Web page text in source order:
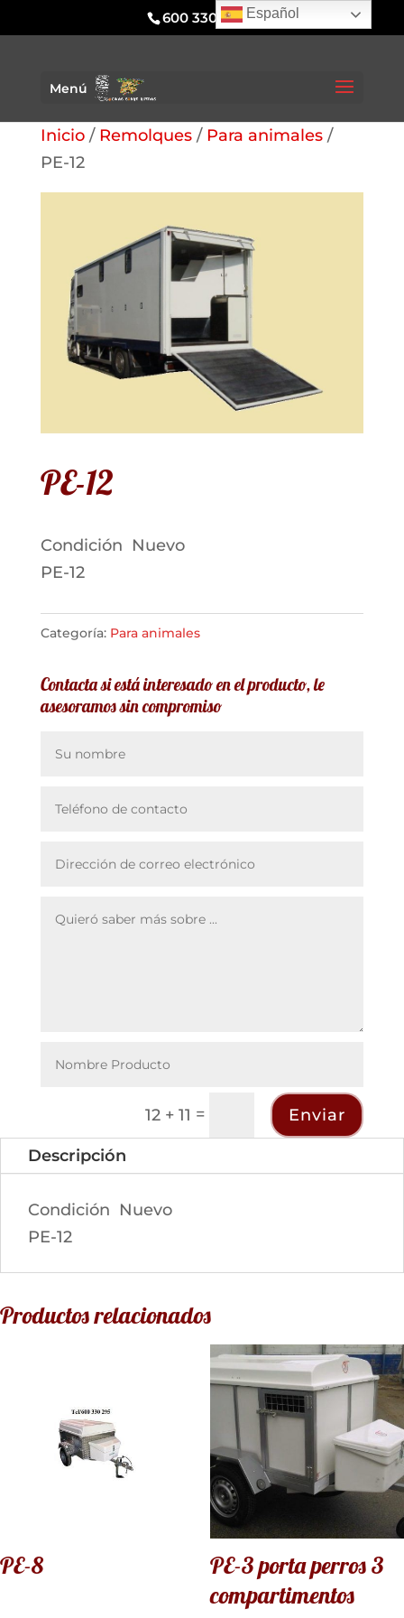
600 330 295
Menú
Inicio/ Remolques/ Para animales/
PE-12
PE-12
Condición Nuevo
PE-12
Categoría: Para animales
Contacta si está interesado en el producto, le
asesoramos sin compromiso
12 + 11 = Enviar
Descripción
Condición Nuevo
PE-12
Productos relacionados
PE-8
PE-3 porta perros 3
compartimentos
Español